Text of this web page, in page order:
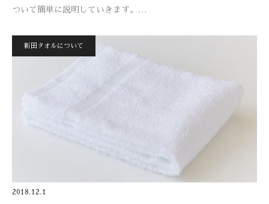
ついて簡単に説明していきます。…
新田タオルについて
2018.12.1